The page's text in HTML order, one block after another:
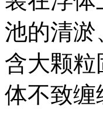
池的清淤
含大颗
体不致缠